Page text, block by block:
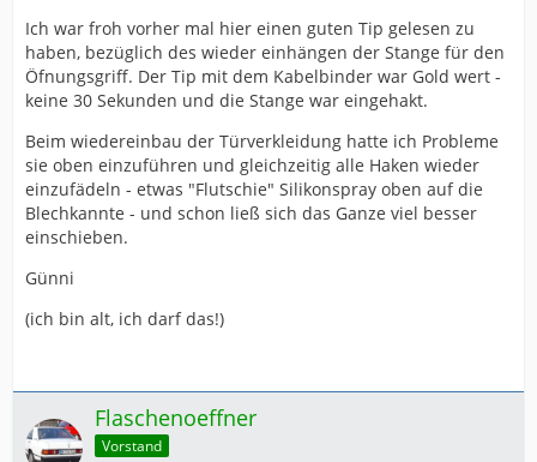
Ich war froh vorher mal hier einen guten Tip gelesen zu
haben, bezüglich des wieder einhängen der Stange für den
Öfnungsgriff. Der Tip mit dem Kabelbinder war Gold wert -
keine 30 Sekunden und die Stange war eingehakt.
Beim wiedereinbau der Türverkleidung hatte ich Probleme
sie oben einzuführen und gleichzeitig alle Haken wieder
einzufädeln - etwas "Flutschie" Silikonspray oben auf die
Blechkannte - und schon ließ sich das Ganze viel besser
einschieben.
Günni
(ich bin alt, ich darf das!)
Flaschenoeffner
Vorstand